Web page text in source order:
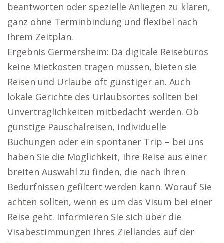
beantworten oder spezielle Anliegen zu klären,
ganz ohne Terminbindung und flexibel nach
Ihrem Zeitplan.
Ergebnis Germersheim: Da digitale Reisebüros
keine Mietkosten tragen müssen, bieten sie
Reisen und Urlaube oft günstiger an. Auch
lokale Gerichte des Urlaubsortes sollten bei
Unverträglichkeiten mitbedacht werden. Ob
günstige Pauschalreisen, individuelle
Buchungen oder ein spontaner Trip – bei uns
haben Sie die Möglichkeit, Ihre Reise aus einer
breiten Auswahl zu finden, die nach Ihren
Bedürfnissen gefiltert werden kann. Worauf Sie
achten sollten, wenn es um das Visum bei einer
Reise geht. Informieren Sie sich über die
Visabestimmungen Ihres Ziellandes auf der